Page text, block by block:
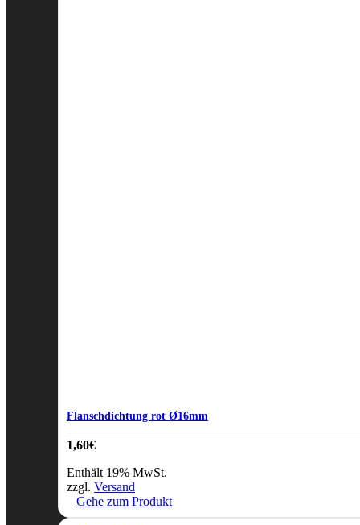
Flanschdichtung rot Ø16mm
1,60€
Enthält 19% MwSt.
zzgl. Versand
Gehe zum Produkt